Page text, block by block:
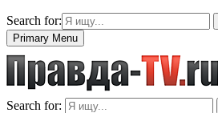
Search for:
Primary Menu
Search for: